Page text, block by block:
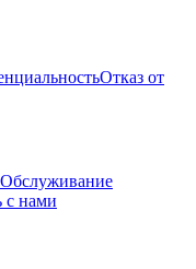
Отказ от
Обслуживание
с нами